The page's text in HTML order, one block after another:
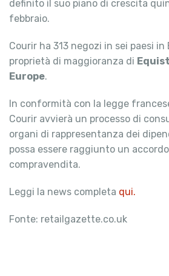
definito il suo piano di crescita
febbraio.
Courir ha 313 negozi in sei paesi in
proprietà di maggioranza di
Europe.
In conformità con la legge
Courir avvierà un processo di
organi di rappresentanza dei
possa essere raggiunto un
compravendita.
Leggi la news completa qui.
Fonte: retailgazette.co.uk